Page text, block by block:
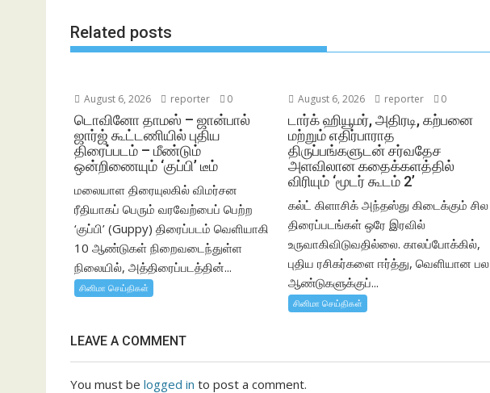
k p
Related posts
August 6, 2026 reporter 0
டொவினோ தாமஸ் – ஜான்பால்
ஜார்ஜ் கூட்டணியில் புதிய
திரைப்படம் – மீண்டும்
ஒன்றிணையும் ‘குப்பி’ டீம்
மலையாள திரையுலகில் விமர்சன
ரீதியாகப் பெரும் வரவேற்பைப் பெற்ற
‘குப்பி’ (Guppy) திரைப்படம் வெளியாகி
10 ஆண்டுகள் நிறைவடைந்துள்ள
நிலையில், அத்திரைப்படத்தின்...
சினிமா செய்திகள்
August 6, 2026 reporter 0
டார்க் ஹியூமர், அதிரடி, கற்பனை
மற்றும் எதிர்பாராத
திருப்பங்களுடன் சர்வதேச
அளவிலான கதைக்களத்தில்
விரியும் ‘மூடர் கூடம் 2’
கல்ட் கிளாசிக் அந்தஸ்து கிடைக்கும் சில
திரைப்படங்கள் ஒரே இரவில்
உருவாகிவிடுவதில்லை. காலப்போக்கில்,
புதிய ரசிகர்களை ஈர்த்து, வெளியான பல
ஆண்டுகளுக்குப்...
சினிமா செய்திகள்
LEAVE A COMMENT
You must be logged in to post a comment.